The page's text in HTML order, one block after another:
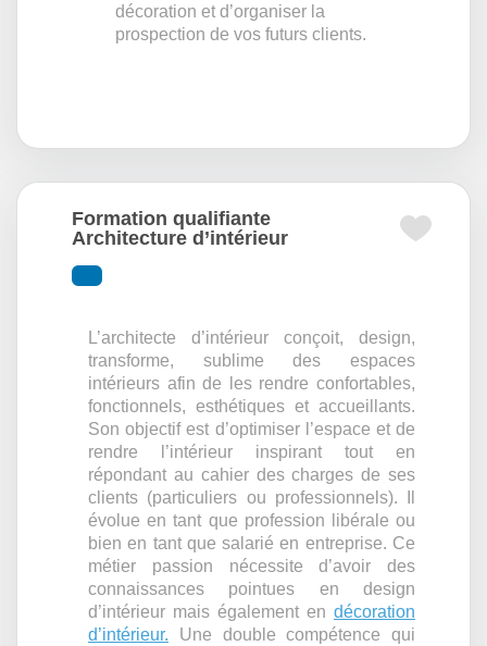
décoration et d’organiser la
prospection de vos futurs clients.
Formation qualifiante
Architecture d’intérieur
L’architecte d’intérieur conçoit, design,
transforme, sublime des espaces
intérieurs afin de les rendre confortables,
fonctionnels, esthétiques et accueillants.
Son objectif est d’optimiser l’espace et de
rendre l’intérieur inspirant tout en
répondant au cahier des charges de ses
clients (particuliers ou professionnels). Il
évolue en tant que profession libérale ou
bien en tant que salarié en entreprise. Ce
métier passion nécessite d’avoir des
connaissances pointues en design
d’intérieur mais également en décoration
d’intérieur. Une double compétence qui